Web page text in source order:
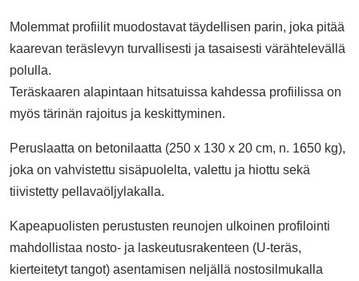
Molemmat profiilit muodostavat täydellisen parin, joka pitää
kaarevan teräslevyn turvallisesti ja tasaisesti värähtelevällä
polulla.
Teräskaaren alapintaan hitsatuissa kahdessa profiilissa on
myös tärinän rajoitus ja keskittyminen.
Peruslaatta on betonilaatta (250 x 130 x 20 cm, n. 1650 kg),
joka on vahvistettu sisäpuolelta, valettu ja hiottu sekä
tiivistetty pellavaöljylakalla.
Kapeapuolisten perustusten reunojen ulkoinen profilointi
mahdollistaa nosto- ja laskeutusrakenteen (U-teräs,
kierteitetyt tangot) asentamisen neljällä nostosilmukalla